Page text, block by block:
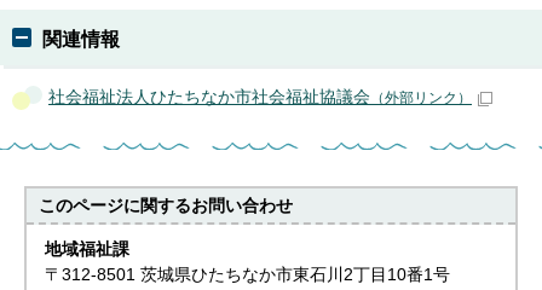
関連情報
社会福祉法人ひたちなか市社会福祉協議会 （外部リンク）
このページに関するお問い合わせ
地域福祉課
〒312-8501 茨城県ひたちなか市東石川2丁目10番1号